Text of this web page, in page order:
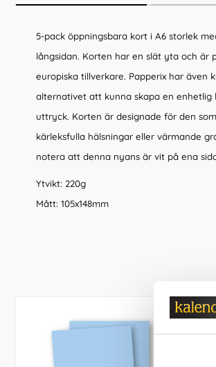
5-pack öppningsbara kort i A6 storlek
långsidan. Korten har en slät yta och
europiska tillverkare. Papperix har även
alternativet att kunna skapa en
uttryck. Korten är designade för den
kärleksfulla hälsningar eller värmande
notera att denna nyans är vit på ena
Ytvikt: 220g
Mått: 105x148mm